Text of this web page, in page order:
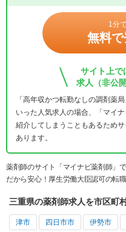
1分
無料で
サイト上で
求人（非公
「高年収かつ転勤なしの調剤薬
いった人気求人の場合、「マイ
紹介してしまうこともあるため
あります。
薬剤師のサイト「マイナビ薬剤師」
だから安心！厚生労働大臣認可の転
三重県の薬剤師求人を市区町
津市 四日市市 伊勢市